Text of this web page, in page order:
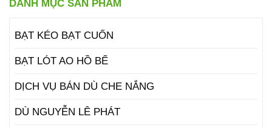
DANH MỤC SẢN PHẨM
BẠT KÉO BẠT CUỐN
BẠT LÓT AO HỒ BỂ
DỊCH VỤ BÁN DÙ CHE NẮNG
DÙ NGUYỄN LÊ PHÁT